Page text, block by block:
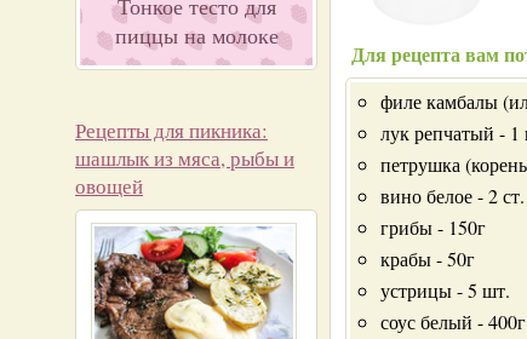
Тонкое тесто для
пиццы на молоке
Рецепты для пикника:
шашлык из мяса, рыбы и
овощей
Для рецепта вам
филе камбалы
лук репчатый - 1
петрушка
вино белое - 2
грибы - 150г
крабы - 50г
устрицы - 5 шт.
соус белый - 400г